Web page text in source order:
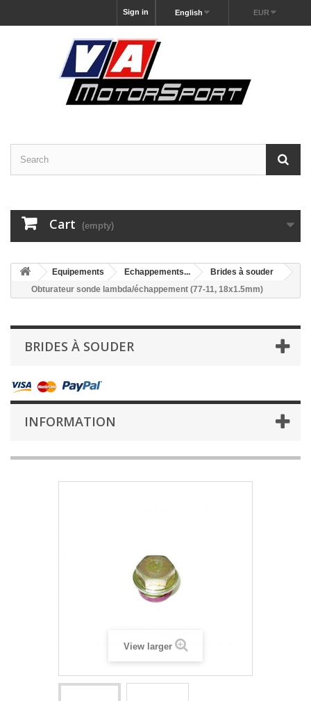
EUR
English
Sign in
Cart (empty)
Equipements Echappements...
Brides à souder
Obturateur sonde lambda/échappement (77-11, 18x1.5mm)
BRIDES À SOUDER
INFORMATION
View larger